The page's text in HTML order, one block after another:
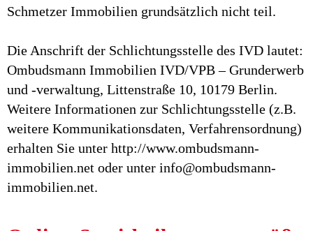
Schmetzer Immobilien grundsätzlich nicht teil.
Die Anschrift der Schlichtungsstelle des IVD lautet:
Ombudsmann Immobilien IVD/VPB – Grunderwerb
und -verwaltung, Littenstraße 10, 10179 Berlin.
Weitere Informationen zur Schlichtungsstelle (z.B.
weitere Kommunikationsdaten, Verfahrensordnung)
erhalten Sie unter http://www.ombudsmann-
immobilien.net oder unter info@ombudsmann-
immobilien.net.